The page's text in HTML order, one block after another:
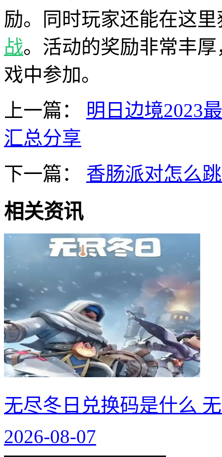
励。同时玩家还能在这
战。活动的奖励非常丰
戏中参加。
上一篇：
明日边境2023
汇总分享
下一篇：
香肠派对怎么
相关资讯
无尽冬日兑换码是什么
2026-08-07